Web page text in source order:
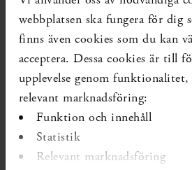
webbplatsen ska fungera för dig
finns även cookies som du kan
acceptera. Dessa cookies är till
upplevelse genom
relevant marknadsföring:
Funktion och innehåll
Statistik
Relevant marknadsföring
Forskning som förändrar
senare.